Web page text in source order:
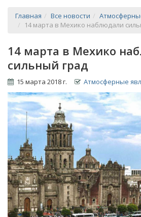
Главная Все новости
14 марта в Мехико наблюдали
14 марта в Мехико
сильный град
15 марта 2018 г. Атмосферные